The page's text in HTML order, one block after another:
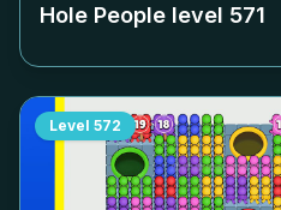
Hole People level 571
Level 572